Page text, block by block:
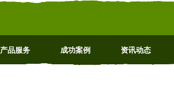
产品服务 成功案例 资讯动态